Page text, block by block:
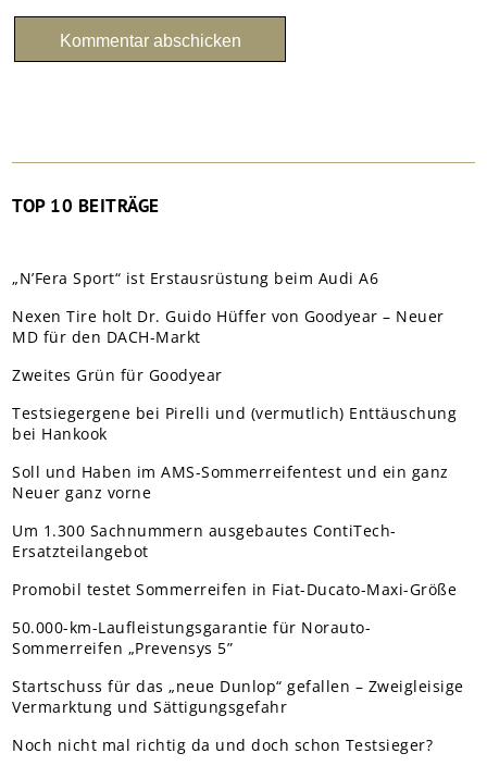
TOP 10 BEITRÄGE
„N’Fera Sport“ ist Erstausrüstung beim Audi A6
Nexen Tire holt Dr. Guido Hüffer von Goodyear – Neuer
MD für den DACH-Markt
Zweites Grün für Goodyear
Testsiegergene bei Pirelli und (vermutlich) Enttäuschung
bei Hankook
Soll und Haben im AMS-Sommerreifentest und ein ganz
Neuer ganz vorne
Um 1.300 Sachnummern ausgebautes ContiTech-
Ersatzteilangebot
Promobil testet Sommerreifen in Fiat-Ducato-Maxi-Größe
50.000-km-Laufleistungsgarantie für Norauto-
Sommerreifen „Prevensys 5”
Startschuss für das „neue Dunlop“ gefallen – Zweigleisige
Vermarktung und Sättigungsgefahr
Noch nicht mal richtig da und doch schon Testsieger?